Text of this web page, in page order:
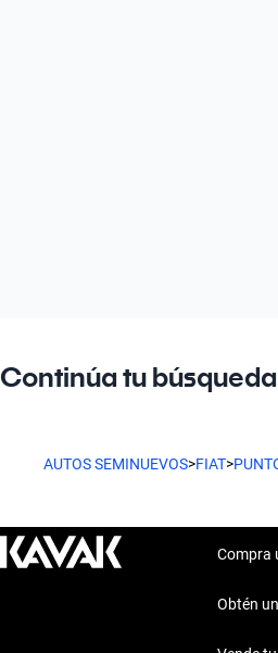
Continúa tu búsqueda
AUTOS SEMINUEVOS>FIAT>
Compra
Obtén